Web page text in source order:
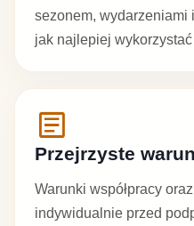
sezonem, wydarzeniami
jak najlepiej
article
Przejrzyste
Warunki współpracy
indywidualnie przed